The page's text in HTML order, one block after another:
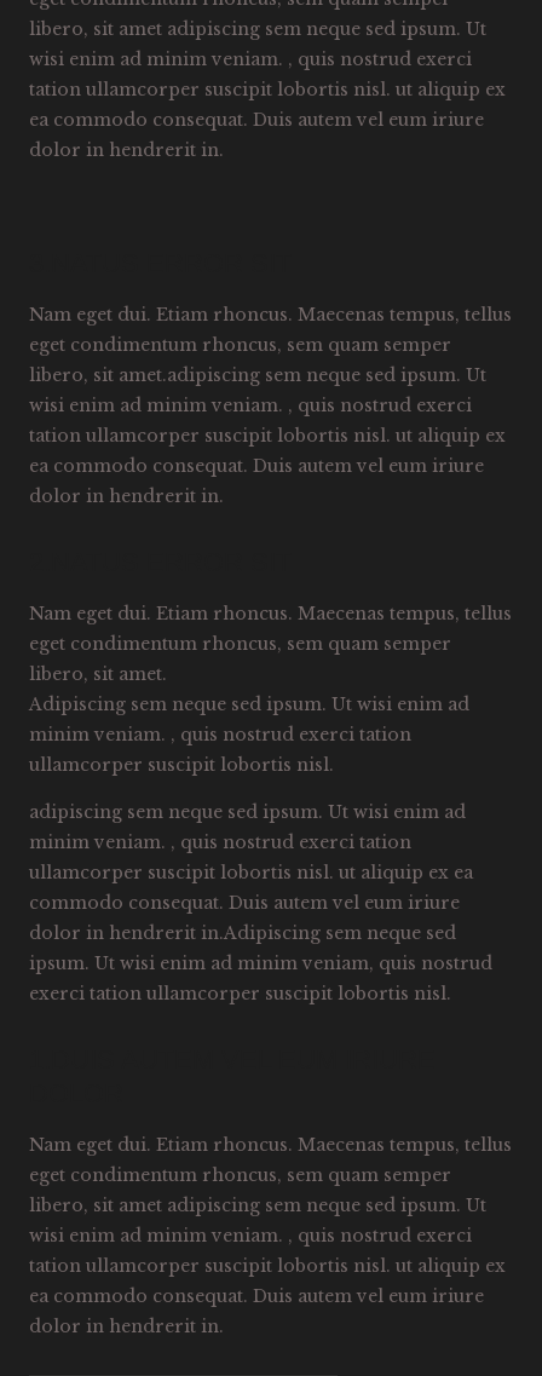
libero, sit amet adipiscing sem neque sed ipsum. Ut
wisi enim ad minim veniam. , quis nostrud exerci
tation ullamcorper suscipit lobortis nisl. ut aliquip ex
ea commodo consequat. Duis autem vel eum iriure
dolor in hendrerit in.
Nam eget dui. Etiam rhoncus. Maecenas tempus, tellus
eget condimentum rhoncus, sem quam semper
libero, sit amet.adipiscing sem neque sed ipsum. Ut
wisi enim ad minim veniam. , quis nostrud exerci
tation ullamcorper suscipit lobortis nisl. ut aliquip ex
ea commodo consequat. Duis autem vel eum iriure
dolor in hendrerit in.
Nam eget dui. Etiam rhoncus. Maecenas tempus, tellus
eget condimentum rhoncus, sem quam semper
libero, sit amet.
Adipiscing sem neque sed ipsum. Ut wisi enim ad
minim veniam. , quis nostrud exerci tation
ullamcorper suscipit lobortis nisl.
adipiscing sem neque sed ipsum. Ut wisi enim ad
minim veniam. , quis nostrud exerci tation
ullamcorper suscipit lobortis nisl. ut aliquip ex ea
commodo consequat. Duis autem vel eum iriure
dolor in hendrerit in.Adipiscing sem neque sed
ipsum. Ut wisi enim ad minim veniam, quis nostrud
exerci tation ullamcorper suscipit lobortis nisl.
Nam eget dui. Etiam rhoncus. Maecenas tempus, tellus
eget condimentum rhoncus, sem quam semper
libero, sit amet adipiscing sem neque sed ipsum. Ut
wisi enim ad minim veniam. , quis nostrud exerci
tation ullamcorper suscipit lobortis nisl. ut aliquip ex
ea commodo consequat. Duis autem vel eum iriure
dolor in hendrerit in.